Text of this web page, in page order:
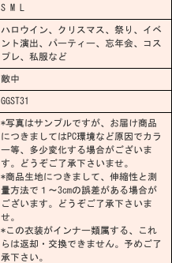
S M L
ハロウイン、クリスマス、祭り、イベ
ント演出、パーティー、忘年会、コス
プレ、私服など
敵中
GGST31
*写真はサンプルですが、お届け商品
につきましてはPC環境など原因でカラ
ー等、多少変化する場合がございま
す。どうぞご了承下さいませ。
*商品生地につきまして、伸縮性と測
量方法で１～3cmの誤差がある場合が
ございます。どうぞご了承下さいま
せ。
*この衣装がインナー類属する、これ
らは返却・交換できません。予めご了
承下さい。